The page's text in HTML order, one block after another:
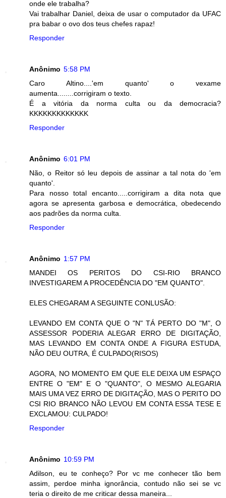
onde ele trabalha?
Vai trabalhar Daniel, deixa de usar o computador da UFAC
pra babar o ovo dos teus chefes rapaz!
Responder
Anônimo 5:58 PM
Caro Altino....'em quanto' o vexame
aumenta........corrigiram o texto.
É a vitória da norma culta ou da democracia?
KKKKKKKKKKKKK
Responder
Anônimo 6:01 PM
Não, o Reitor só leu depois de assinar a tal nota do 'em
quanto'.
Para nosso total encanto.....corrigiram a dita nota que
agora se apresenta garbosa e democrática, obedecendo
aos padrões da norma culta.
Responder
Anônimo 1:57 PM
MANDEI OS PERITOS DO CSI-RIO BRANCO
INVESTIGAREM A PROCEDÊNCIA DO "EM QUANTO".
ELES CHEGARAM A SEGUINTE CONLUSÃO:
LEVANDO EM CONTA QUE O "N" TÁ PERTO DO "M", O
ASSESSOR PODERIA ALEGAR ERRO DE DIGITAÇÃO,
MAS LEVANDO EM CONTA ONDE A FIGURA ESTUDA,
NÃO DEU OUTRA, É CULPADO(RISOS)
AGORA, NO MOMENTO EM QUE ELE DEIXA UM ESPAÇO
ENTRE O "EM" E O "QUANTO", O MESMO ALEGARIA
MAIS UMA VEZ ERRO DE DIGITAÇÃO, MAS O PERITO DO
CSI RIO BRANCO NÃO LEVOU EM CONTA ESSA TESE E
EXCLAMOU: CULPADO!
Responder
Anônimo 10:59 PM
Adilson, eu te conheço? Por vc me conhecer tão bem
assim, perdoe minha ignorância, contudo não sei se vc
teria o direito de me criticar dessa maneira...